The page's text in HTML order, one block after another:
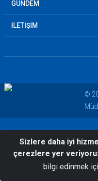
GÜNDEM
İLETİŞİM
©
Sizlere daha iyi
çerezlere yer
bilgi edinmek